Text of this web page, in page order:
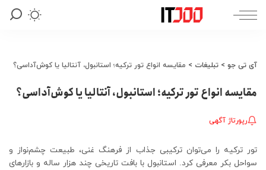
آی تی جو > تبلیغات > مقایسه انواع تور ترکیه؛ استانبول، آنتالیا یا کوش‌آداسی؟
مقایسه انواع تور ترکیه؛ استانبول، آنتالیا یا کوش‌آداسی؟
رپورتاژ آگهی
تور ترکیه را می‌توان ترکیبی جذاب از فرهنگ غنی، طبیعت چشم‌نواز و
سواحل بکر معرفی کرد. استانبول با بافت تاریخی چند هزار ساله و بازارهای